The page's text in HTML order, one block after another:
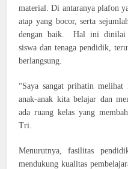
material. Di antaranya plafon
atap yang bocor, serta
dengan baik. Hal ini dinilai
siswa dan tenaga pendidik,
berlangsung.
“Saya sangat prihatin
anak-anak kita belajar dan
ada ruang kelas yang
Tri.
Menurutnya, fasilitas
mendukung kualitas